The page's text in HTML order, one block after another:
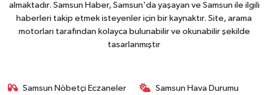
almaktadır. Samsun Haber, Samsun'da yaşayan ve Samsun ile ilgili
haberleri takip etmek isteyenler için bir kaynaktır. Site, arama
motorları tarafından kolayca bulunabilir ve okunabilir şekilde
tasarlanmıştır
Samsun Nöbetçi Eczaneler Samsun Hava Durumu